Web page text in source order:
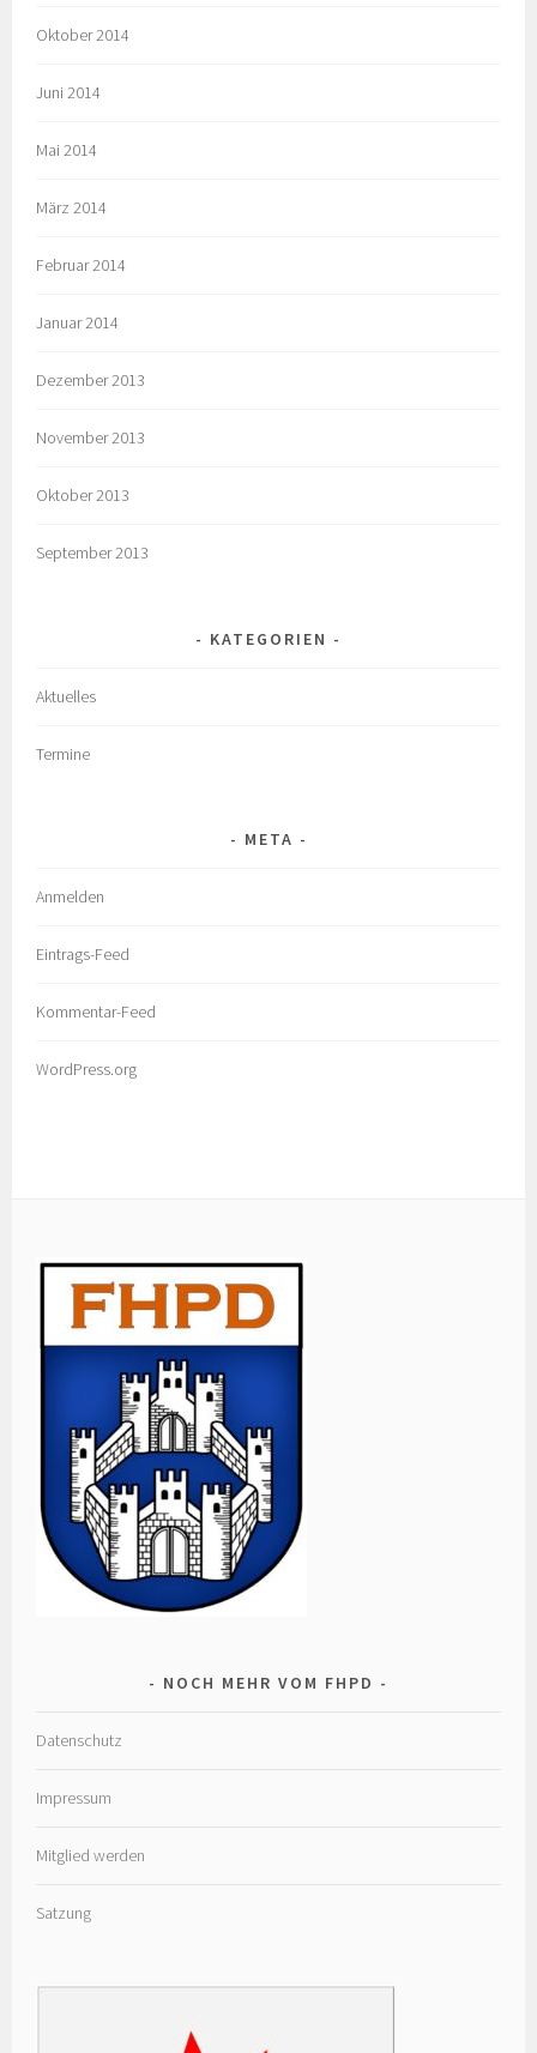
Oktober 2014
Juni 2014
Mai 2014
März 2014
Februar 2014
Januar 2014
Dezember 2013
November 2013
Oktober 2013
September 2013
KATEGORIEN
Aktuelles
Termine
META
Anmelden
Eintrags-Feed
Kommentar-Feed
WordPress.org
NOCH MEHR VOM FHPD
Datenschutz
Impressum
Mitglied werden
Satzung